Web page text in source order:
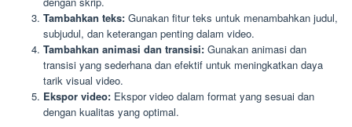
Tambahkan teks: Gunakan fitur teks untuk menambahkan judul,
subjudul, dan keterangan penting dalam video.
Tambahkan animasi dan transisi: Gunakan animasi dan
transisi yang sederhana dan efektif untuk meningkatkan daya
tarik visual video.
Ekspor video: Ekspor video dalam format yang sesuai dan
dengan kualitas yang optimal.